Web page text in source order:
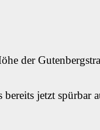
der
jetzt spürbar